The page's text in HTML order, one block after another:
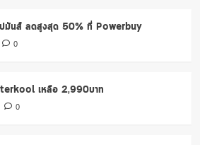
นส์ ลดสูงสุด 50% ที่ Powerbuy
0
เหลือ 2,990บาท
0